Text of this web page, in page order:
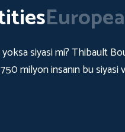
siyasi mi? Thibault
milyon insanın bu